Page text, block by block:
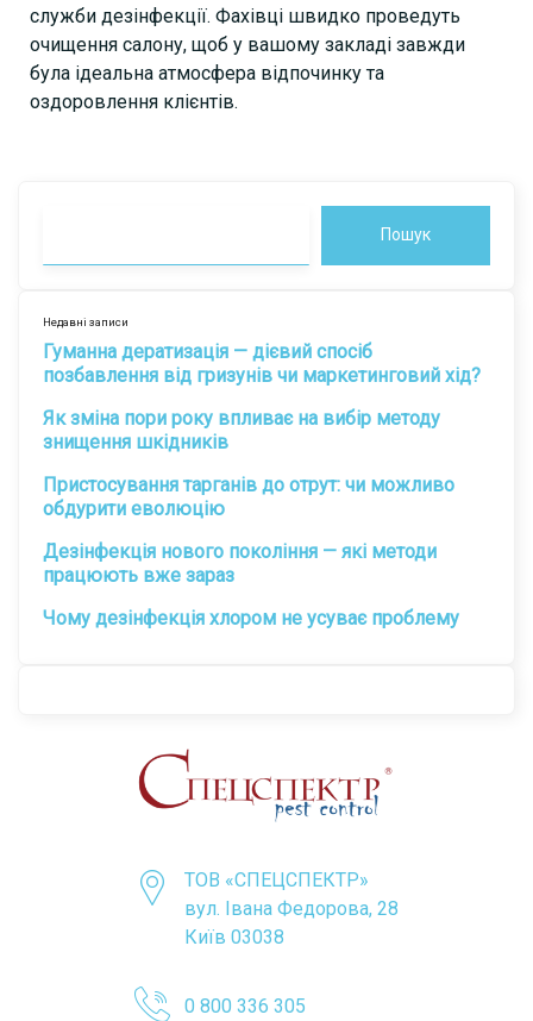
служби дезінфекції. Фахівці швидко проведуть
очищення салону, щоб у вашому закладі завжди
була ідеальна атмосфера відпочинку та
оздоровлення клієнтів.
Пошук
Недавні записи
Гуманна дератизація — дієвий спосіб
позбавлення від гризунів чи маркетинговий хід?
Як зміна пори року впливає на вибір методу
знищення шкідників
Пристосування тарганів до отрут: чи можливо
обдурити еволюцію
Дезінфекція нового покоління — які методи
працюють вже зараз
Чому дезінфекція хлором не усуває проблему
ТОВ «CПЕЦСПЕКТР»
вул. Івана Федорова, 28
Київ 03038
0 800 336 305